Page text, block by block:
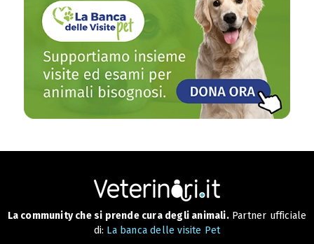
La community che si prende cura degli animali.Partner ufficiale
di: La banca delle visite Pet